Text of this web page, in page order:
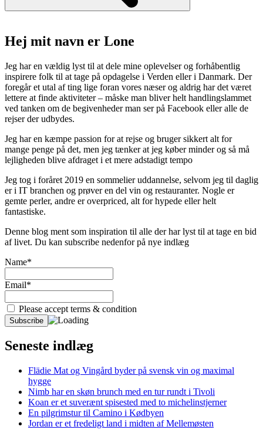
Hej mit navn er Lone
Jeg har en vældig lyst til at dele mine oplevelser og forhåbentlig
inspirere folk til at tage på opdagelse i Verden eller i Danmark. Der
foregår et utal af ting lige foran vores næser og aldrig har det været
lettere at finde aktiviteter – måske man bliver helt handlingslammet
ved tanken om de begivenheder man ser på Facebook eller alle de
rejser der udbydes.
Jeg har en kæmpe passion for at rejse og bruger sikkert alt for
mange penge på det, men jeg tænker at jeg køber minder og så må
lejligheden blive afdraget i et mere adstadigt tempo
Jeg tog i foråret 2019 en sommelier uddannelse, selvom jeg til daglig
er i IT branchen og prøver en del vin og restauranter. Nogle er
gemte perler, andre er overpriced, alt for hypede eller helt
fantastiske.
Denne blog ment som inspiration til alle der har lyst til at tage en bid
af livet. Du kan subscribe nedenfor på nye indlæg
Name*
Email*
Please accept terms & condition
Seneste indlæg
Flädie Mat og Vingård byder på svensk vin og maximal
hygge
Nimb har en skøn brunch med en tur rundt i Tivoli
Koan er et suverænt spisested med to michelinstjerner
En pilgrimstur til Camino i Kødbyen
Jordan er et fredeligt land i midten af Mellemøsten